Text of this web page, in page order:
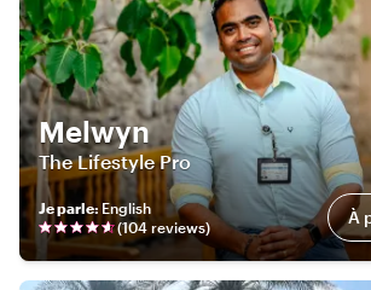
Melwyn
The Lifestyle Pro
Je parle: English
(104 reviews) À